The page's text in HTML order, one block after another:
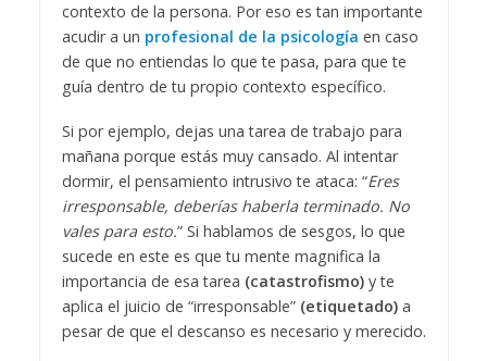
contexto de la persona. Por eso es tan importante
acudir a un profesional de la psicología en caso
de que no entiendas lo que te pasa, para que te
guía dentro de tu propio contexto específico.
Si por ejemplo, dejas una tarea de trabajo para
mañana porque estás muy cansado. Al intentar
dormir, el pensamiento intrusivo te ataca: “Eres
irresponsable, deberías haberla terminado. No
vales para esto.” Si hablamos de sesgos, lo que
sucede en este es que tu mente magnifica la
importancia de esa tarea (catastrofismo) y te
aplica el juicio de “irresponsable” (etiquetado)a
pesar de que el descanso es necesario y merecido.